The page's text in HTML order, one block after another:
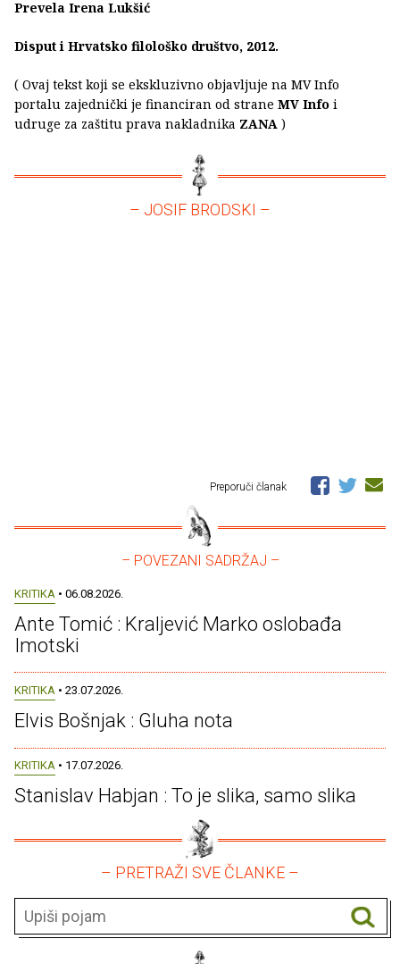
Prevela Irena Lukšić
Disput i Hrvatsko filološko društvo, 2012.
( Ovaj tekst koji se ekskluzivno objavljuje na MV Info
portalu zajednički je financiran od strane MV Info i
udruge za zaštitu prava nakladnika ZANA )
– JOSIF BRODSKI –
Preporuči članak
– POVEZANI SADRŽAJ –
KRITIKA • 06.08.2026.
Ante Tomić : Kraljević Marko oslobađa
Imotski
KRITIKA • 23.07.2026.
Elvis Bošnjak : Gluha nota
KRITIKA • 17.07.2026.
Stanislav Habjan : To je slika, samo slika
– PRETRAŽI SVE ČLANKE –